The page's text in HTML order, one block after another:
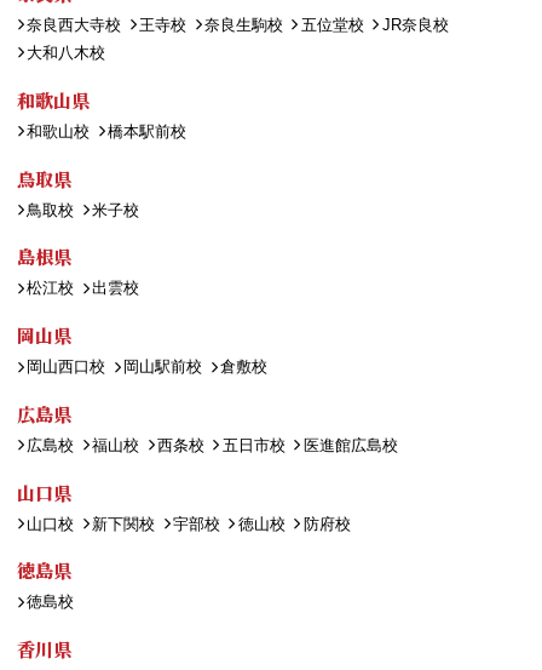
奈良西大寺校 王寺校 奈良生駒校 五位堂校
JR奈良校
大和八木校
和歌山県
和歌山校 橋本駅前校
鳥取県
鳥取校 米子校
島根県
松江校 出雲校
岡山県
岡山西口校 岡山駅前校 倉敷校
広島県
広島校 福山校 西条校 五日市校 医進館広島校
山口県
山口校 新下関校 宇部校 徳山校 防府校
徳島県
徳島校
香川県